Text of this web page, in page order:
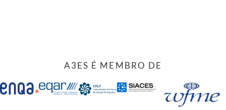
A3ES É MEMBRO DE